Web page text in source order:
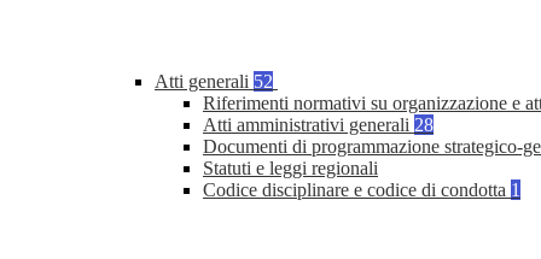
Atti generali 52
Riferimenti normativi su organizzazione e
Atti amministrativi generali 28
Documenti di programmazione strategico-
Statuti e leggi regionali
Codice disciplinare e codice di condotta 1